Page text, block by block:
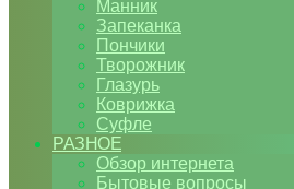
Манник
Запеканка
Пончики
Творожник
Глазурь
Коврижка
Суфле
РАЗНОЕ
Обзор интернета
Бытовые вопросы